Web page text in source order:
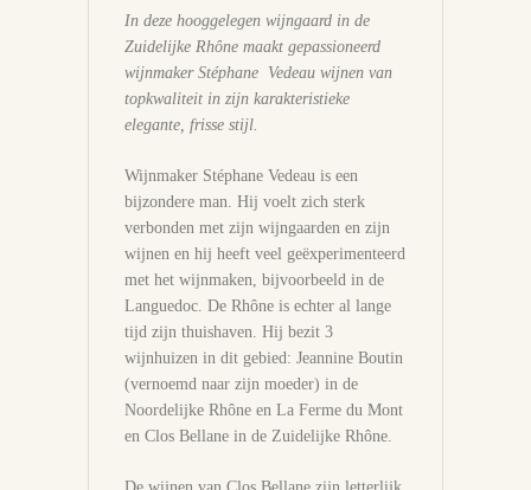
In deze hooggelegen wijngaard in de
Zuidelijke Rhône maakt gepassioneerd
wijnmaker Stéphane Vedeau wijnen van
topkwaliteit in zijn karakteristieke
elegante, frisse stijl.
Wijnmaker Stéphane Vedeau is een
bijzondere man. Hij voelt zich sterk
verbonden met zijn wijngaarden en zijn
wijnen en hij heeft veel geëxperimenteerd
met het wijnmaken, bijvoorbeeld in de
Languedoc. De Rhône is echter al lange
tijd zijn thuishaven. Hij bezit 3
wijnhuizen in dit gebied: Jeannine Boutin
(vernoemd naar zijn moeder) in de
Noordelijke Rhône en La Ferme du Mont
en Clos Bellane in de Zuidelijke Rhône.